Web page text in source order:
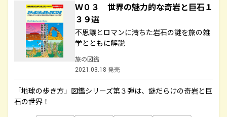
Ｗ０３ 世界の魅力的な奇岩と巨石１
３９選
不思議とロマンに満ちた岩石の謎を旅の雑
学とともに解説
旅の図鑑
2021.03.18 発売
「地球の歩き方」図鑑シリーズ第３弾は、謎だらけの奇岩と巨
石の世界！